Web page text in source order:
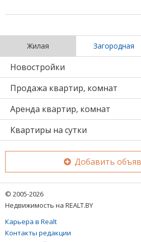
Жилая Загородная
Новостройки
Продажа квартир, комнат
Аренда квартир, комнат
Квартиры на сутки
Добавить
© 2005-2026
Недвижимость на REALT.BY
Карьера в Realt
Контакты редакции